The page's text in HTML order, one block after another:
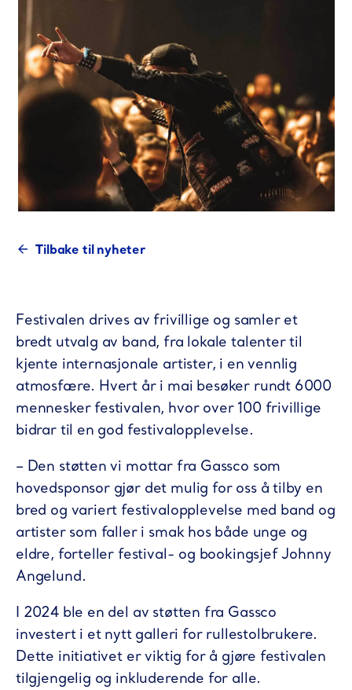
Tilbake til nyheter
Festivalen drives av frivillige og samler et
bredt utvalg av band, fra lokale talenter til
kjente internasjonale artister, i en vennlig
atmosfære. Hvert år i mai besøker rundt 6000
mennesker festivalen, hvor over 100 frivillige
bidrar til en god festivalopplevelse.
– Den støtten vi mottar fra Gassco som
hovedsponsor gjør det mulig for oss å tilby en
bred og variert festivalopplevelse med band og
artister som faller i smak hos både unge og
eldre, forteller festival- og bookingsjef Johnny
Angelund.
I 2024 ble en del av støtten fra Gassco
investert i et nytt galleri for rullestolbrukere.
Dette initiativet er viktig for å gjøre festivalen
tilgjengelig og inkluderende for alle.